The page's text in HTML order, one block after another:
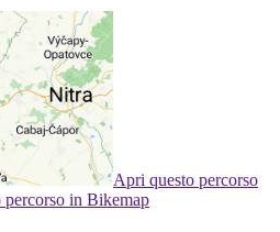
Apri questo percorso
percorso in Bikemap